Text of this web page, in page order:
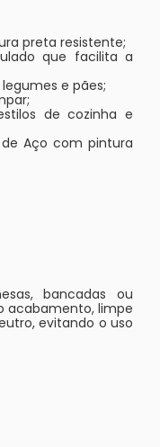
preta resistente;
que facilita a
e pães;
de cozinha e
Aço com pintura
bancadas ou
acabamento, limpe
evitando o uso